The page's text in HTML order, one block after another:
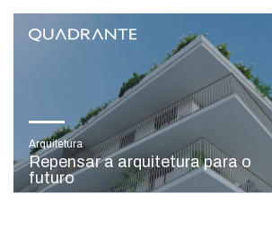
Arquitetura
Repensar a arquitetura para o
futuro